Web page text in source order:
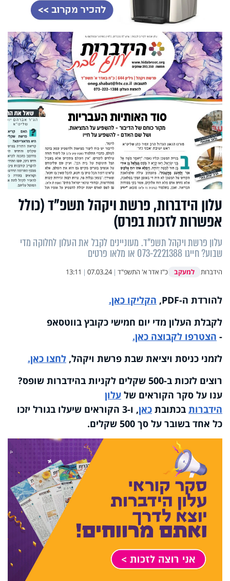
עלון הידברות, פרשת ויקהל תשפ"ד (כולל
אפשרות לזכות בפרס)
עלון פרשת ויקהל תשפ"ד. מעוניינים לקבל את העלון לחלוקה מדי
שבוע? חייגו 073-2221388 או מלאו פרטים
הידברות למעקב כ"ז אדר א' התשפ"ד |
07.03.24
|
13:11
להורדת ה-PDF,
הקליקו כאן.
לקבלת העלון מדי יום חמישי כקובץ בווטסאפ
- הצטרפו לקבוצה כאן.
לזמני כניסת ויציאת שבת פרשת ויקהל, לחצו כאן.
רוצים לזכות ב-500 שקלים לקניות בהידברות שופס?
ענו על סקר הקוראים של עלון
הידברות בכתובת כאן
, ו-3 הקוראים שיעלו בגורל יזכו
כל אחד בשובר על סך 500 שקלים.